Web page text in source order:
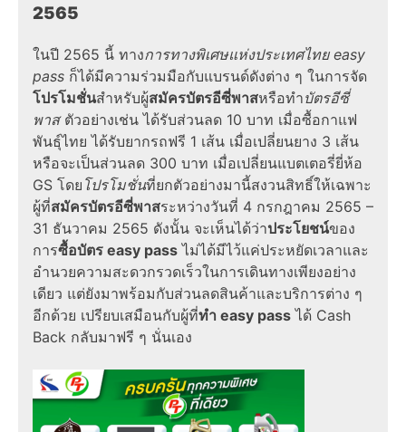
2565
ในปี 2565 นี้ ทางการทางพิเศษแห่งประเทศไทย easy
pass ก็ได้มีความร่วมมือกับแบรนด์ดังต่าง ๆ ในการจัด
โปรโมชั่นสำหรับผู้สมัครบัตรอีซี่พาสหรือทำบัตรอีซี่
พาสตัวอย่างเช่น ได้รับส่วนลด 10 บาท เมื่อซื้อกาแฟ
พันธุ์ไทย ได้รับยากรถฟรี 1 เส้น เมื่อเปลี่ยนยาง 3 เส้น
หรือจะเป็นส่วนลด 300 บาท เมื่อเปลี่ยนแบตเตอรี่ยี่ห้อ
GS โดย โปรโมชั่นที่ยกตัวอย่างมานี้สงวนสิทธิ์ให้เฉพาะ
ผู้ที่สมัครบัตรอีซี่พาสระหว่างวันที่ 4 กรกฎาคม 2565 –
31 ธันวาคม 2565 ดังนั้น จะเห็นได้ว่าประโยชน์ของ
การซื้อบัตร easy pass ไม่ได้มีไว้แค่ประหยัดเวลาและ
อำนวยความสะดวกรวดเร็วในการเดินทางเพียงอย่าง
เดียว แต่ยังมาพร้อมกับส่วนลดสินค้าและบริการต่าง ๆ
อีกด้วย เปรียบเสมือนกับผู้ที่ทํา easy pass ได้ Cash
Back กลับมาฟรี ๆ นั่นเอง